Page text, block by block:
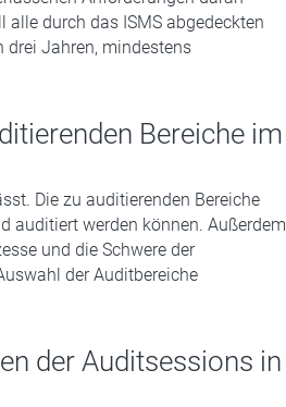
durch das ISMS abgedeckten
drei Jahren, mindestens
Bereiche im
Die zu auditierenden Bereiche
auditiert werden können. Außerdem
und die Schwere der
der Auditbereiche
der Auditsessions in